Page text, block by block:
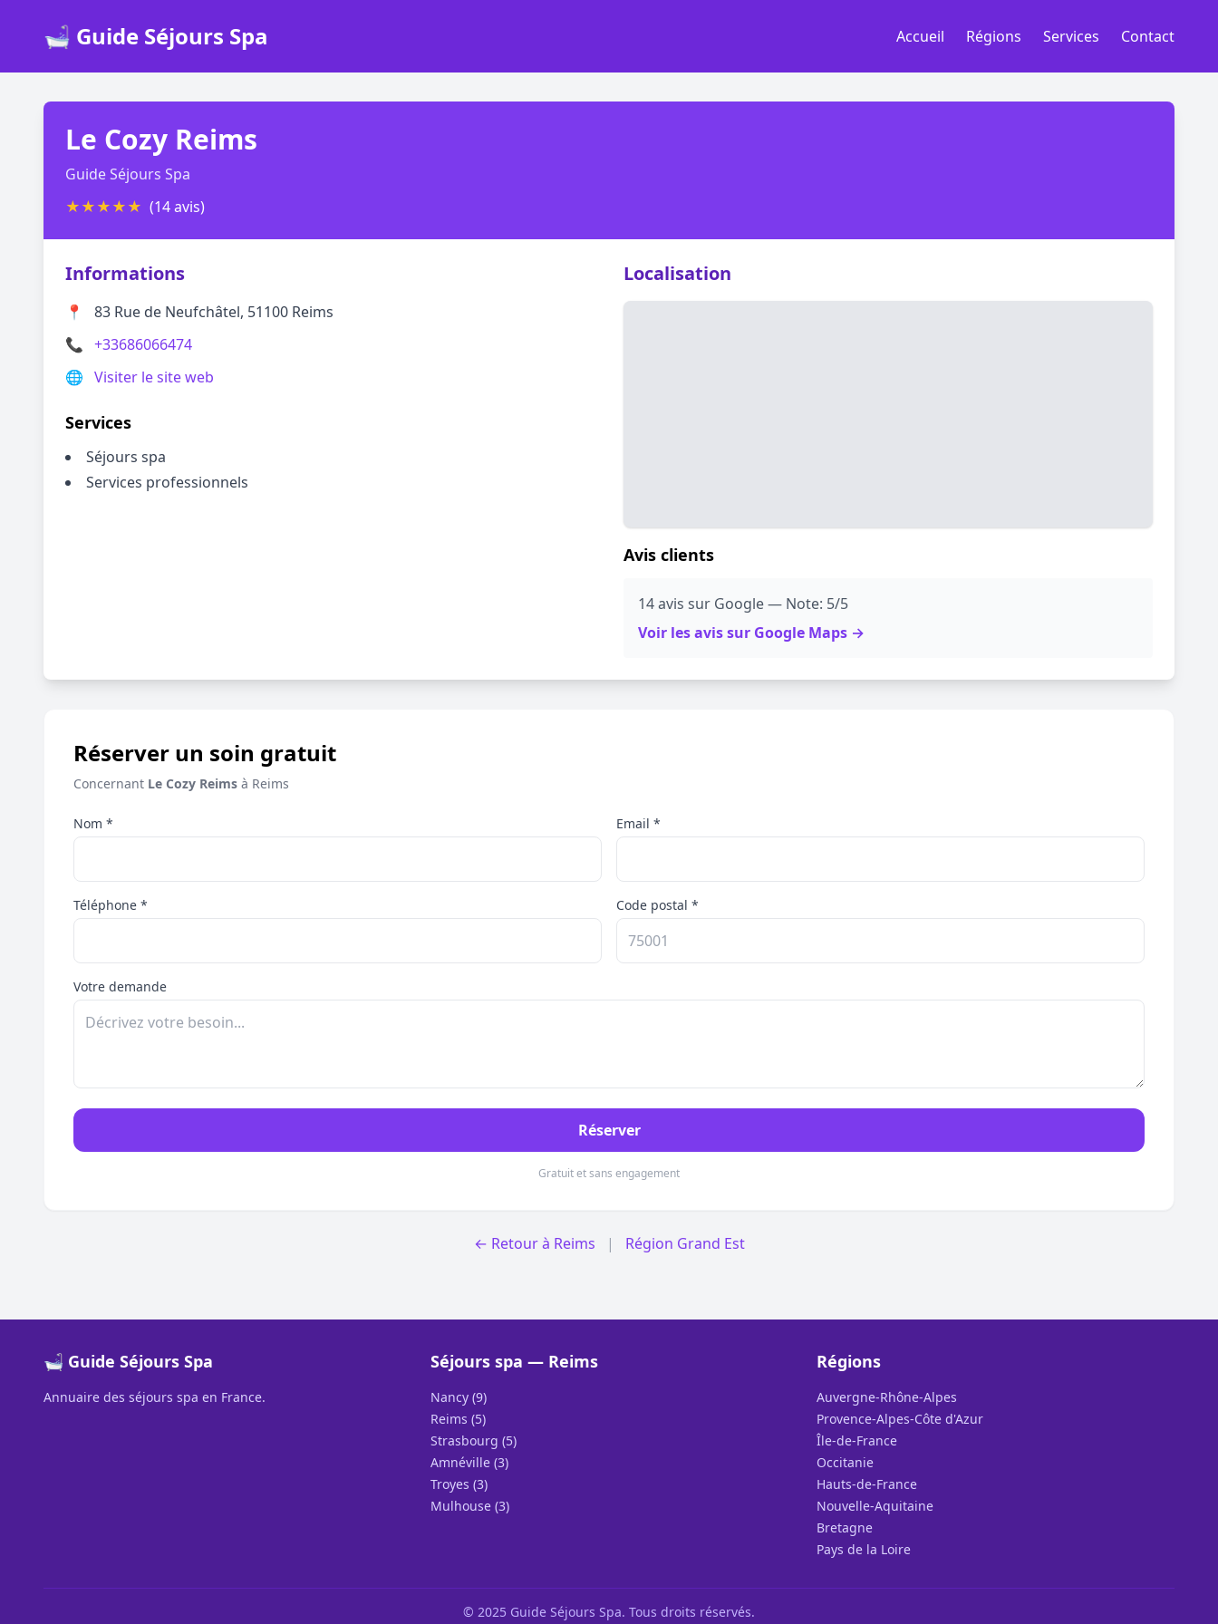
🛁 Guide Séjours Spa Accueil Régions Services Contact
Le Cozy Reims
Guide Séjours Spa
★★★★★ (14 avis)
Informations
📍
83 Rue de Neufchâtel, 51100 Reims
📞 +33686066474
🌐 Visiter le site web
Services
Séjours spa
Services professionnels
Localisation
Avis clients
14 avis sur Google — Note: 5/5
Voir les avis sur Google Maps →
Réserver un soin gratuit
Concernant Le Cozy Reims à Reims
Nom * Email *
Téléphone * Code postal *
Votre demande
Réserver
Gratuit et sans engagement
← Retour à Reims | Région Grand Est
🛁 Guide Séjours Spa
Annuaire des séjours spa en France.
Séjours spa — Reims
Nancy (9)
Reims (5)
Strasbourg (5)
Amnéville (3)
Troyes (3)
Mulhouse (3)
Régions
Auvergne-Rhône-Alpes
Provence-Alpes-Côte d'Azur
Île-de-France
Occitanie
Hauts-de-France
Nouvelle-Aquitaine
Bretagne
Pays de la Loire
© 2025 Guide Séjours Spa. Tous droits réservés.